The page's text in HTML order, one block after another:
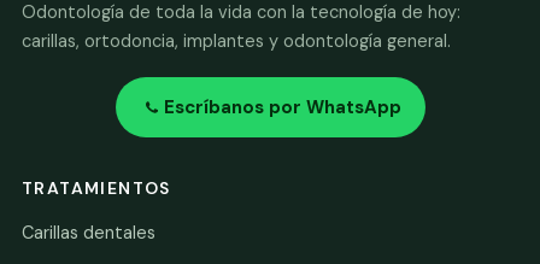
Odontología de toda la vida con la tecnología de hoy:
carillas, ortodoncia, implantes y odontología general.
Escríbanos por WhatsApp
TRATAMIENTOS
Carillas dentales